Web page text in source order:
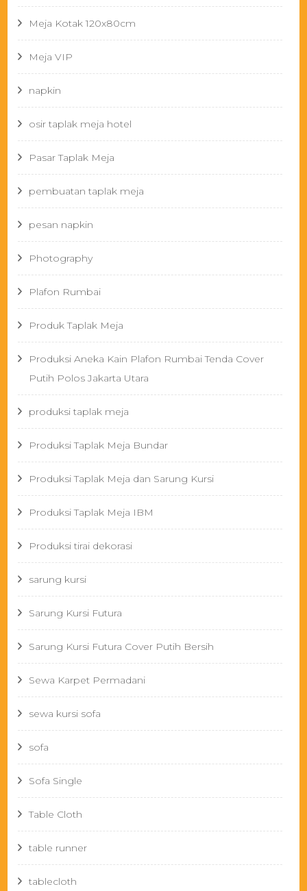
Meja Kotak 120x80cm
Meja VIP
napkin
osir taplak meja hotel
Pasar Taplak Meja
pembuatan taplak meja
pesan napkin
Photography
Plafon Rumbai
Produk Taplak Meja
Produksi Aneka Kain Plafon Rumbai Tenda Cover
Putih Polos Jakarta Utara
produksi taplak meja
Produksi Taplak Meja Bundar
Produksi Taplak Meja dan Sarung Kursi
Produksi Taplak Meja IBM
Produksi tirai dekorasi
sarung kursi
Sarung Kursi Futura
Sarung Kursi Futura Cover Putih Bersih
Sewa Karpet Permadani
sewa kursi sofa
sofa
Sofa Single
Table Cloth
table runner
tablecloth